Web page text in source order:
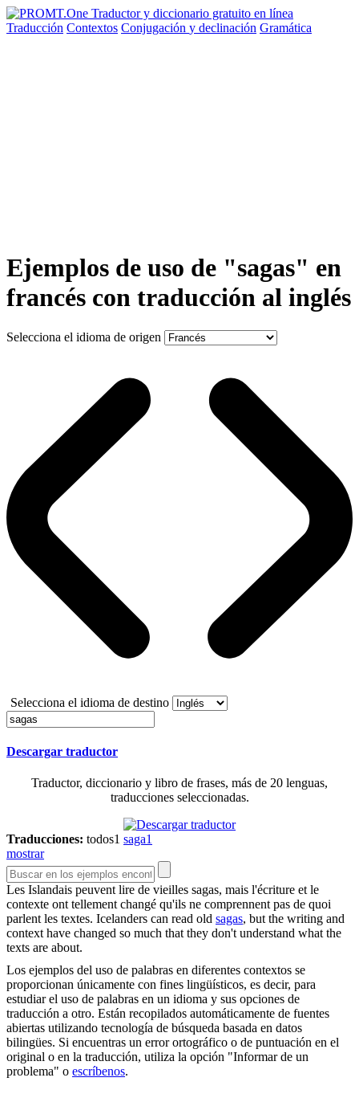
Traducción Contextos Conjugación y declinación Gramática
Ejemplos de uso de "sagas" en
francés con traducción al inglés
Selecciona el idioma de origen
Selecciona el idioma de destino
Descargar traductor
Traductor, diccionario y libro de frases, más de 20 lenguas,
traducciones seleccionadas.
Traducciones: todos1 saga1
mostrar
Les Islandais peuvent lire de vieilles sagas, mais l'écriture et le
contexte ont tellement changé qu'ils ne comprennent pas de quoi
parlent les textes. Icelanders can read old sagas, but the writing and
context have changed so much that they don't understand what the
texts are about.
Los ejemplos del uso de palabras en diferentes contextos se
proporcionan únicamente con fines lingüísticos, es decir, para
estudiar el uso de palabras en un idioma y sus opciones de
traducción a otro. Están recopilados automáticamente de fuentes
abiertas utilizando tecnología de búsqueda basada en datos
bilingües. Si encuentras un error ortográfico o de puntuación en el
original o en la traducción, utiliza la opción "Informar de un
problema" o escríbenos.